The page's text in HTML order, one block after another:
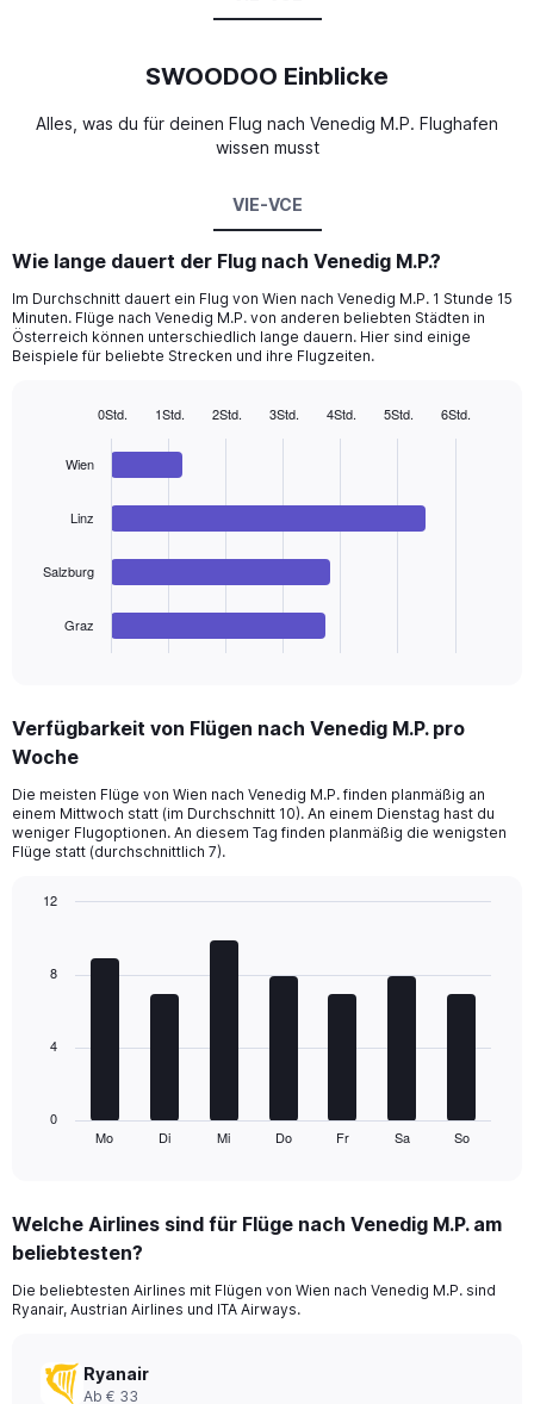
SWOODOO Einblicke
Alles, was du für deinen Flug nach Venedig M.P. Flughafen
wissen musst
VIE-VCE
Wie lange dauert der Flug nach Venedig M.P.?
Im Durchschnitt dauert ein Flug von Wien nach Venedig M.P. 1 Stunde 15
Minuten. Flüge nach Venedig M.P. von anderen beliebten Städten in
Österreich können unterschiedlich lange dauern. Hier sind einige
Beispiele für beliebte Strecken und ihre Flugzeiten.
chart
Range:
4
The
chart
has
Range:
360.
Wien
Linz
Salzburg
Graz
0Std. 1Std. 2Std. 3Std. 4Std. 5Std. 6Std.
Verfügbarkeit von Flügen nach Venedig M.P. pro
Woche
Die meisten Flüge von Wien nach Venedig M.P. finden planmäßig an
einem Mittwoch statt (im Durchschnitt 10). An einem Dienstag hast du
weniger Flugoptionen. An diesem Tag finden planmäßig die wenigsten
Flüge statt (durchschnittlich 7).
The
Range:
7
The
chart
Mo Di Mi Do Fr Sa So
0
4
8
12
Welche Airlines sind für Flüge nach Venedig M.P. am
beliebtesten?
Die beliebtesten Airlines mit Flügen von Wien nach Venedig M.P. sind
Ryanair, Austrian Airlines und ITA Airways.
Ryanair
Ab € 33